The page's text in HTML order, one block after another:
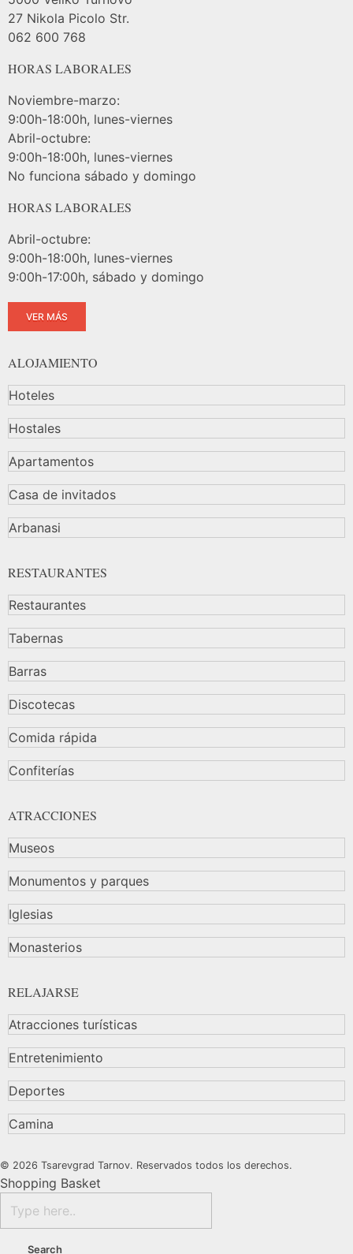
27 Nikola Picolo Str.
062 600 768
HORAS LABORALES
Noviembre-marzo:
9:00h-18:00h, lunes-viernes
Abril-octubre:
9:00h-18:00h, lunes-viernes
No funciona sábado y domingo
HORAS LABORALES
Abril-octubre:
9:00h-18:00h, lunes-viernes
9:00h-17:00h, sábado y domingo
VER MÁS
ALOJAMIENTO
Hoteles
Hostales
Apartamentos
Casa de invitados
Arbanasi
RESTAURANTES
Restaurantes
Tabernas
Barras
Discotecas
Comida rápida
Confiterías
ATRACCIONES
Museos
Monumentos y parques
Iglesias
Monasterios
RELAJARSE
Atracciones turísticas
Entretenimiento
Deportes
Camina
© 2026 Tsarevgrad Tarnov. Reservados todos los derechos.
Shopping Basket